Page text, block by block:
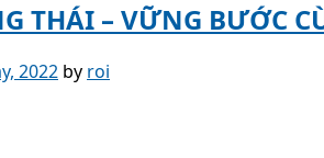
THÁI – VỮNG BƯỚC
2022 by roi